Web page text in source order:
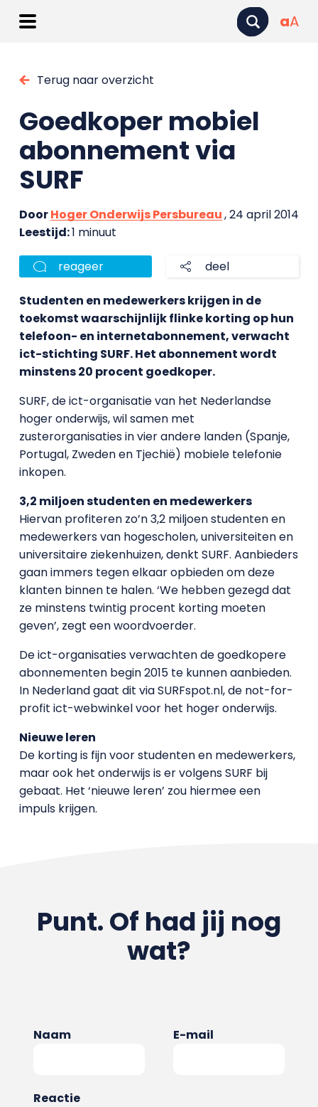
aA
Terug naar overzicht
Goedkoper mobiel
abonnement via
SURF
DoorHoger Onderwijs Persbureau, 24 april 2014
Leestijd:1 minuut
reageer deel
Studenten en medewerkers krijgen in de
toekomst waarschijnlijk flinke korting op hun
telefoon- en internetabonnement, verwacht
ict-stichting SURF. Het abonnement wordt
minstens 20 procent goedkoper.
SURF, de ict-organisatie van het Nederlandse
hoger onderwijs, wil samen met
zusterorganisaties in vier andere landen (Spanje,
Portugal, Zweden en Tjechië) mobiele telefonie
inkopen.
3,2 miljoen studenten en medewerkers
Hiervan profiteren zo’n 3,2 miljoen studenten en
medewerkers van hogescholen, universiteiten en
universitaire ziekenhuizen, denkt SURF. Aanbieders
gaan immers tegen elkaar opbieden om deze
klanten binnen te halen. ‘We hebben gezegd dat
ze minstens twintig procent korting moeten
geven’, zegt een woordvoerder.
De ict-organisaties verwachten de goedkopere
abonnementen begin 2015 te kunnen aanbieden.
In Nederland gaat dit via SURFspot.nl, de not-for-
profit ict-webwinkel voor het hoger onderwijs.
Nieuwe leren
De korting is fijn voor studenten en medewerkers,
maar ook het onderwijs is er volgens SURF bij
gebaat. Het ‘nieuwe leren’ zou hiermee een
impuls krijgen.
Punt. Of had jij nog
wat?
Naam E-mail
Reactie